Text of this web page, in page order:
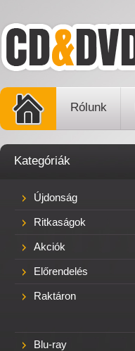
Rólunk
Kategóriák
Újdonság
Ritkaságok
Akciók
Előrendelés
Raktáron
Blu-ray